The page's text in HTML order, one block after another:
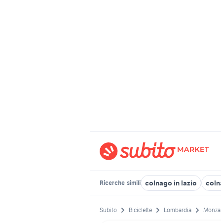
Ricerche simili colnago in lazio
Subito Biciclette Lombardia